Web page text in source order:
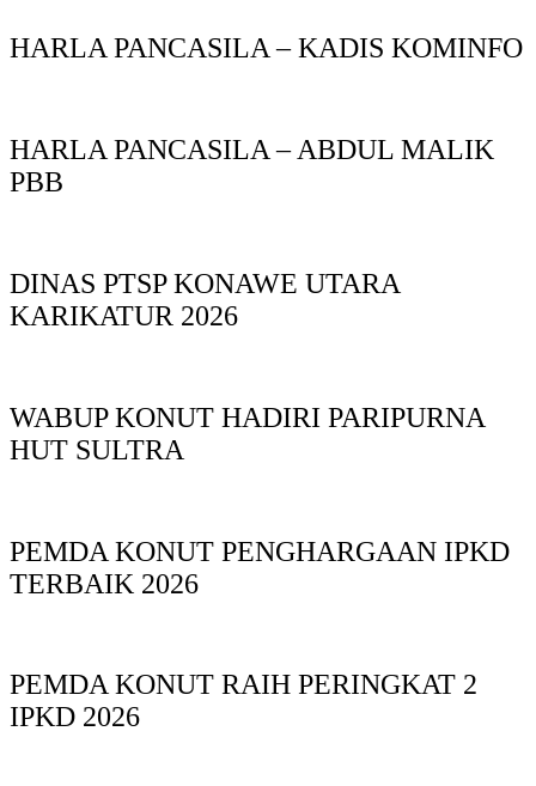
HARLA PANCASILA – KADIS KOMINFO
HARLA PANCASILA – ABDUL MALIK
PBB
DINAS PTSP KONAWE UTARA
KARIKATUR 2026
WABUP KONUT HADIRI PARIPURNA
HUT SULTRA
PEMDA KONUT PENGHARGAAN IPKD
TERBAIK 2026
PEMDA KONUT RAIH PERINGKAT 2
IPKD 2026